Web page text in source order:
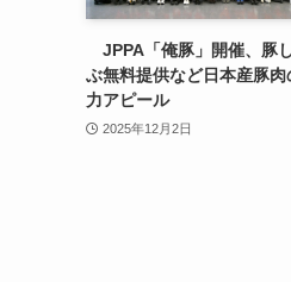
JPPA「俺豚」開催、豚
ぶ無料提供など日本産豚肉
力アピール
2025年12月2日